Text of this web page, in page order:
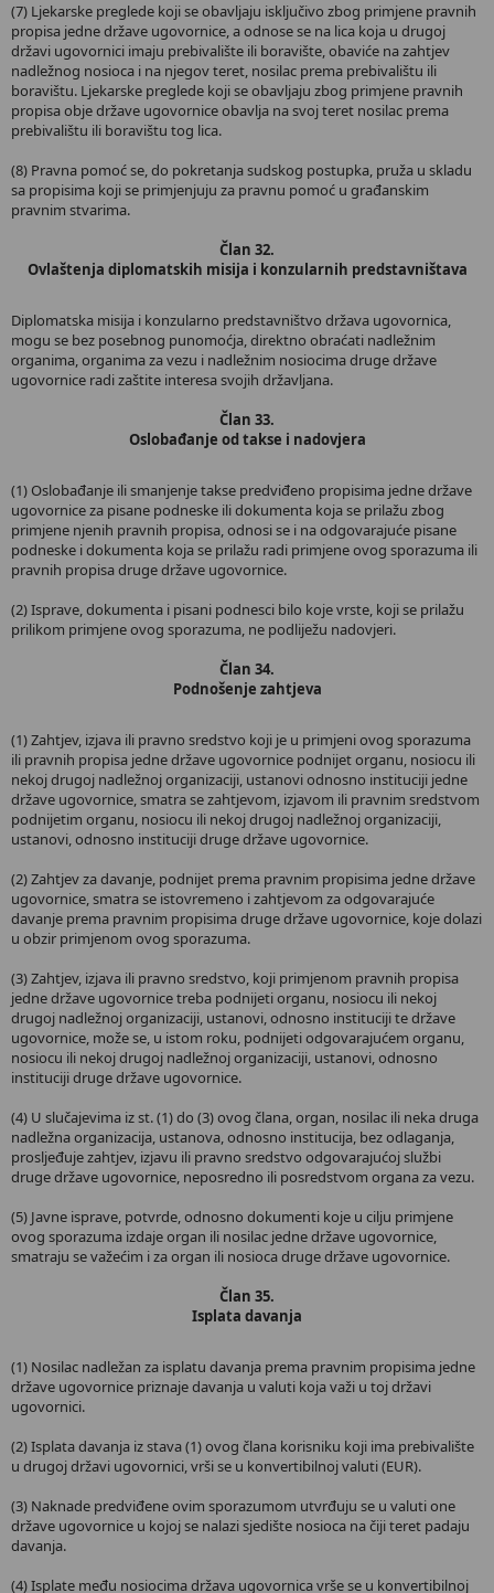
(7) Ljekarske preglede koji se obavljaju isključivo zbog primjene pravnih
propisa jedne države ugovornice, a odnose se na lica koja u drugoj
državi ugovornici imaju prebivalište ili boravište, obaviće na zahtjev
nadležnog nosioca i na njegov teret, nosilac prema prebivalištu ili
boravištu. Ljekarske preglede koji se obavljaju zbog primjene pravnih
propisa obje države ugovornice obavlja na svoj teret nosilac prema
prebivalištu ili boravištu tog lica.
(8) Pravna pomoć se, do pokretanja sudskog postupka, pruža u skladu
sa propisima koji se primjenjuju za pravnu pomoć u građanskim
pravnim stvarima.
Član 32.
Ovlaštenja diplomatskih misija i konzularnih predstavništava
Diplomatska misija i konzularno predstavništvo država ugovornica,
mogu se bez posebnog punomoćja, direktno obraćati nadležnim
organima, organima za vezu i nadležnim nosiocima druge države
ugovornice radi zaštite interesa svojih državljana.
Član 33.
Oslobađanje od takse i nadovjera
(1) Oslobađanje ili smanjenje takse predviđeno propisima jedne države
ugovornice za pisane podneske ili dokumenta koja se prilažu zbog
primjene njenih pravnih propisa, odnosi se i na odgovarajuće pisane
podneske i dokumenta koja se prilažu radi primjene ovog sporazuma ili
pravnih propisa druge države ugovornice.
(2) Isprave, dokumenta i pisani podnesci bilo koje vrste, koji se prilažu
prilikom primjene ovog sporazuma, ne podliježu nadovjeri.
Član 34.
Podnošenje zahtjeva
(1) Zahtjev, izjava ili pravno sredstvo koji je u primjeni ovog sporazuma
ili pravnih propisa jedne države ugovornice podnijet organu, nosiocu ili
nekoj drugoj nadležnoj organizaciji, ustanovi odnosno instituciji jedne
države ugovornice, smatra se zahtjevom, izjavom ili pravnim sredstvom
podnijetim organu, nosiocu ili nekoj drugoj nadležnoj organizaciji,
ustanovi, odnosno instituciji druge države ugovornice.
(2) Zahtjev za davanje, podnijet prema pravnim propisima jedne države
ugovornice, smatra se istovremeno i zahtjevom za odgovarajuće
davanje prema pravnim propisima druge države ugovornice, koje dolazi
u obzir primjenom ovog sporazuma.
(3) Zahtjev, izjava ili pravno sredstvo, koji primjenom pravnih propisa
jedne države ugovornice treba podnijeti organu, nosiocu ili nekoj
drugoj nadležnoj organizaciji, ustanovi, odnosno instituciji te države
ugovornice, može se, u istom roku, podnijeti odgovarajućem organu,
nosiocu ili nekoj drugoj nadležnoj organizaciji, ustanovi, odnosno
instituciji druge države ugovornice.
(4) U slučajevima iz st. (1) do (3) ovog člana, organ, nosilac ili neka druga
nadležna organizacija, ustanova, odnosno institucija, bez odlaganja,
prosljeđuje zahtjev, izjavu ili pravno sredstvo odgovarajućoj službi
druge države ugovornice, neposredno ili posredstvom organa za vezu.
(5) Javne isprave, potvrde, odnosno dokumenti koje u cilju primjene
ovog sporazuma izdaje organ ili nosilac jedne države ugovornice,
smatraju se važećim i za organ ili nosioca druge države ugovornice.
Član 35.
Isplata davanja
(1) Nosilac nadležan za isplatu davanja prema pravnim propisima jedne
države ugovornice priznaje davanja u valuti koja važi u toj državi
ugovornici.
(2) Isplata davanja iz stava (1) ovog člana korisniku koji ima prebivalište
u drugoj državi ugovornici, vrši se u konvertibilnoj valuti (EUR).
(3) Naknade predviđene ovim sporazumom utvrđuju se u valuti one
države ugovornice u kojoj se nalazi sjedište nosioca na čiji teret padaju
davanja.
(4) Isplate među nosiocima država ugovornica vrše se u konvertibilnoj